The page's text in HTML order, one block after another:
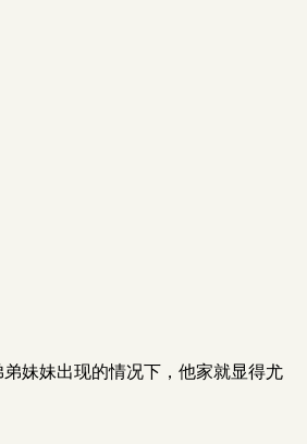
妹妹出现的情况下，他家就显得尤